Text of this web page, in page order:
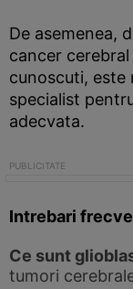
De asemenea,
cancer
cunoscuti, este
specialist
adecvata.
Intrebari
Ce sunt
tumori